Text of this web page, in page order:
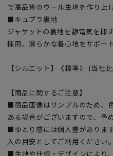
で高品質のウール生地を作り上
■キュプラ裏地
ジャケットの裏地を静電気を抑
採用、滑らかな着心地をサポート
【シルエット】《標準》 (当社
【商品に関するご注意】
■商品画像はサンプルのため、
ある場合がございますので、予
■ゆとり感には個人差がありま
入の目安としてご利用ください。
■生地や仕様・デザインにより